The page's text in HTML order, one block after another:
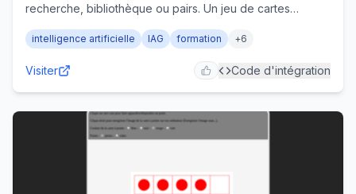
recherche, bibliothèque ou pairs. Un jeu de cartes
du cycle 2 à la formation continue.
intelligence artificielle IAG formation +6
Visiter Code d'intégration